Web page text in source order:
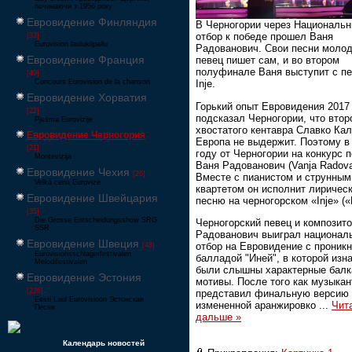
починаючи з 1956 року
Евровидение Финляндия
[33]
Eurovision laulukilpailu
Евровидение Франция
[49]
Concours Eurovision de la chanson
Евровидение Хорватия
[22]
Pjesma Eurovizije
Евровидение Черногория
[21]
Montevizija
Евровидение Чехия [26]
Velká cena Eurovize
Евровидение Швейцария
[35]
Die Grosse Entscheidungsshow SRG
SSR
Евровидение Швеция [48]
Eurovisionsschlagerfestivalen
Melodifestivalen
Евровидение Эстония
[226]
Eesti Laul Eurovisioon Эстонская
Песня
Календарь новостей
В Черногории через
отбор к победе прошел Ваня
Радованович. Свои песни
певец пишет сам, и во втором
полуфинале Ваня выступит с
Inje.
Горький опыт Евровидения 2017
подсказал Черногории, что
хвостатого кентавра Славко
Европа не выдержит. Поэтому в
году от Черногории на конкурс
Ваня Радованович (Vanja
Вместе с пианистом и струнным
квартетом он исполнит
песню на черногорском «Inje»
Черногорский певец и
Радованович выиграл
отбор на Евровидение с
балладой "Иней", в которой
были слышны характерные
мотивы. После того как
представил финальную версию
измененной аранжировко ...
дальше »